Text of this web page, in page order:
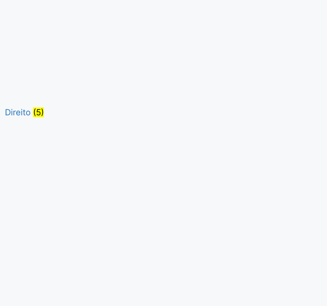
Direito (5)